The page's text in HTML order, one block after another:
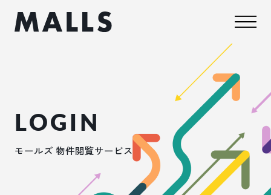
LOGIN
モールズ 物件閲覧サービス